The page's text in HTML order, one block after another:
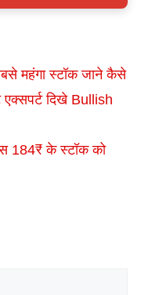
महंगा स्टॉक जाने कैसे
दिखे Bullish
184₹ के स्टॉक को